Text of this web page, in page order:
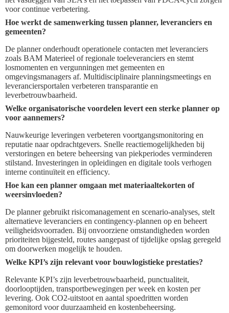
voor continue verbetering.
Hoe werkt de samenwerking tussen planner, leveranciers en
gemeenten?
De planner onderhoudt operationele contacten met leveranciers
zoals BAM Materieel of regionale toeleveranciers en stemt
losmomenten en vergunningen met gemeenten en
omgevingsmanagers af. Multidisciplinaire planningsmeetings en
leveranciersportalen verbeteren transparantie en
leverbetrouwbaarheid.
Welke organisatorische voordelen levert een sterke planner op
voor aannemers?
Nauwkeurige leveringen verbeteren voortgangsmonitoring en
reputatie naar opdrachtgevers. Snelle reactiemogelijkheden bij
verstoringen en betere beheersing van piekperiodes verminderen
stilstand. Investeringen in opleidingen en digitale tools verhogen
interne continuïteit en efficiency.
Hoe kan een planner omgaan met materiaaltekorten of
weersinvloeden?
De planner gebruikt risicomanagement en scenario-analyses, stelt
alternatieve leveranciers en contingency-plannen op en beheert
veiligheidsvoorraden. Bij onvoorziene omstandigheden worden
prioriteiten bijgesteld, routes aangepast of tijdelijke opslag geregeld
om doorwerken mogelijk te houden.
Welke KPI’s zijn relevant voor bouwlogistieke prestaties?
Relevante KPI’s zijn leverbetrouwbaarheid, punctualiteit,
doorlooptijden, transportbewegingen per week en kosten per
levering. Ook CO2-uitstoot en aantal spoedritten worden
gemonitord voor duurzaamheid en kostenbeheersing.